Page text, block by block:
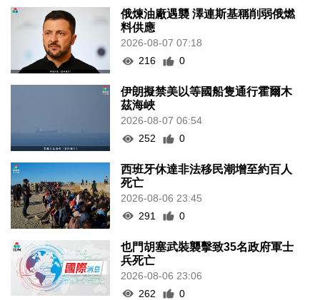
俄煉油廠遇襲 澤連斯基稱削弱俄燃
料供應
2026-08-07 07:18
216
0
伊朗擬禁美以等國船隻通行霍爾木
茲海峽
2026-08-07 06:54
252
0
西班牙休達非法移民潮增至約百人
死亡
2026-08-06 23:45
291
0
也門胡塞武裝襲擊致35名政府軍士
兵死亡
2026-08-06 23:06
262
0